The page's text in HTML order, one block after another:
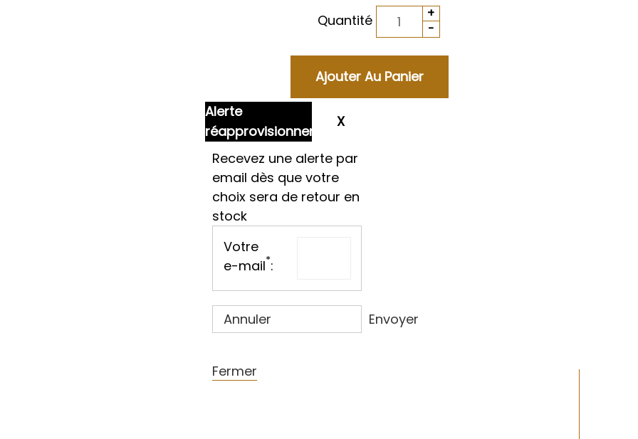
Quantité
Alerte
réapprovisionnement
Recevez une alerte par
email dès que votre
choix sera de retour en
stock
Votre
e-mail*:
Annuler Envoyer
Fermer